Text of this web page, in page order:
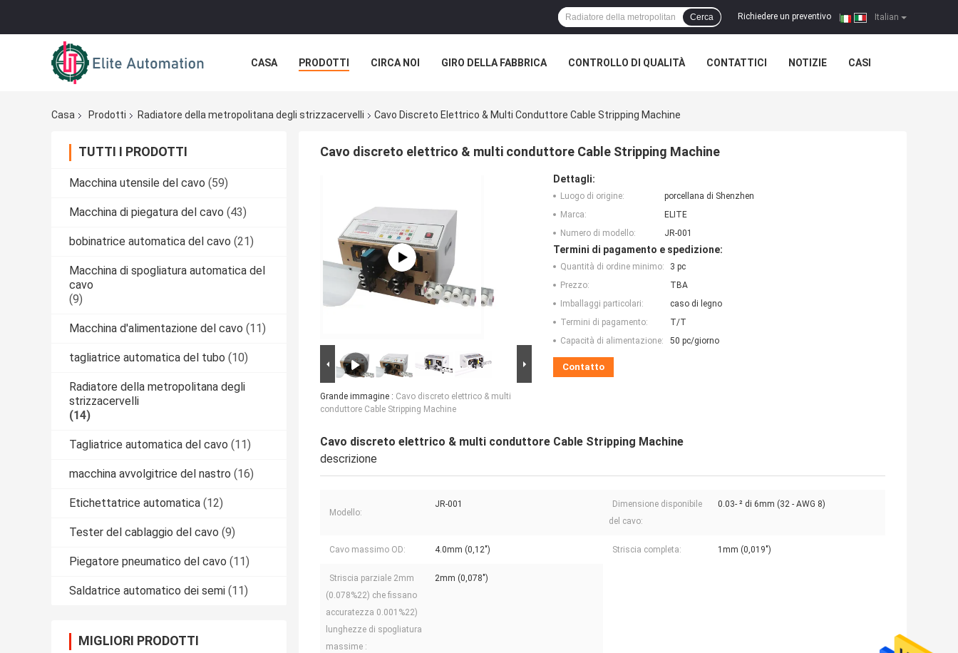
Italian
Richiedere un preventivo |
Cerca
CASA PRODOTTI CIRCA NOI GIRO DELLA FABBRICA CONTROLLO DI QUALITÀ CONTATTICI NOTIZIE CASI
Casa Prodotti Radiatore della metropolitana degli strizzacervelli Cavo Discreto Elettrico & Multi Conduttore Cable Stripping Machine
TUTTI I PRODOTTI
Macchina utensile del cavo (59)
Macchina di piegatura del cavo (43)
bobinatrice automatica del cavo (21)
Macchina di spogliatura automatica del
cavo
(9)
Macchina d'alimentazione del cavo (11)
tagliatrice automatica del tubo (10)
Radiatore della metropolitana degli
strizzacervelli
(14)
Tagliatrice automatica del cavo (11)
macchina avvolgitrice del nastro (16)
Etichettatrice automatica (12)
Tester del cablaggio del cavo (9)
Piegatore pneumatico del cavo (11)
Saldatrice automatico dei semi (11)
MIGLIORI PRODOTTI
Cavo discreto elettrico & multi conduttore Cable Stripping Machine
Grande immagine : Cavo discreto elettrico & multi
conduttore Cable Stripping Machine
Dettagli:
Luogo di origine:
porcellana di Shenzhen
Marca:
ELITE
Numero di modello:
JR-001
Termini di pagamento e spedizione:
Quantità di ordine minimo:
3 pc
Prezzo:
TBA
Imballaggi particolari:
caso di legno
Termini di pagamento:
T/T
Capacità di alimentazione:
50 pc/giorno
Contatto
Cavo discreto elettrico & multi conduttore Cable Stripping Machine
descrizione
Modello:
JR-001
Dimensione disponibile
del cavo:
0.03- ² di 6mm (32 - AWG 8)
Cavo massimo OD: 4.0mm (0,12") Striscia completa: 1mm (0,019")
Striscia parziale 2mm
(0.078%22) che fissano
accuratezza 0.001%22)
lunghezze di spogliatura
massime :
2mm (0,078")